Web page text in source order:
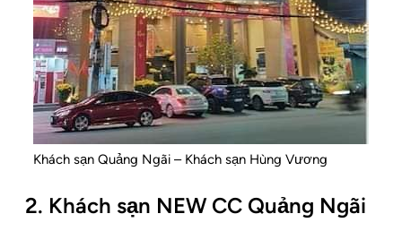
Khách sạn Quảng Ngãi – Khách sạn Hùng Vương
2. Khách sạn NEW CC Quảng Ngãi